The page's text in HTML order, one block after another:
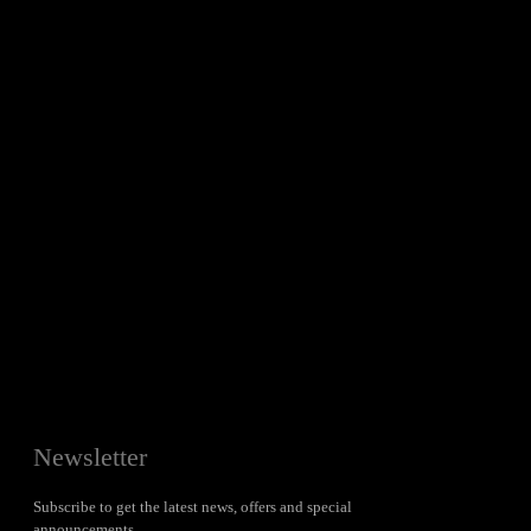
Newsletter
Subscribe to get the latest news, offers and special